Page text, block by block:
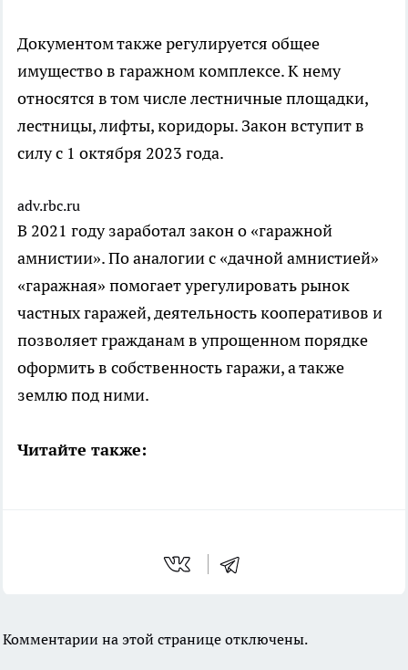
Документом также регулируется общее
имущество в гаражном комплексе. К нему
относятся в том числе лестничные площадки,
лестницы, лифты, коридоры. Закон вступит в
силу с 1 октября 2023 года.
adv.rbc.ru
В 2021 году заработал закон о «гаражной
амнистии». По аналогии с «дачной амнистией»
«гаражная» помогает урегулировать рынок
частных гаражей, деятельность кооперативов и
позволяет гражданам в упрощенном порядке
оформить в собственность гаражи, а также
землю под ними.
Читайте также:
Комментарии на этой странице отключены.